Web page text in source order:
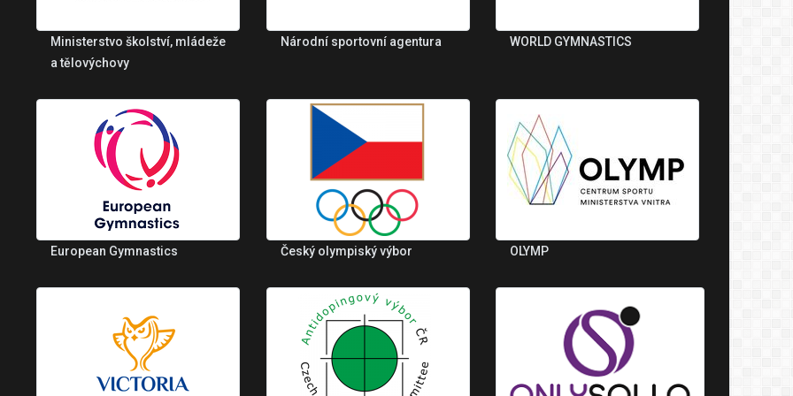
Ministerstvo školství, mládeže
a tělovýchovy
Národní sportovní agentura WORLD GYMNASTICS
European Gymnastics Český olympiský výbor OLYMP